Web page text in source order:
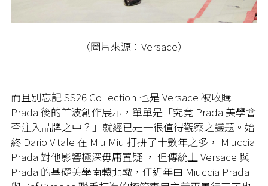
（圖片來源：Versace）
而且別忘記 SS26 Collection 也是 Versace 被收購
Prada 後的首波創作展示，單單是「究竟 Prada 美學會
否注入品牌之中？」就經已是一很值得觀察之議題。始
終 Dario Vitale 在 Miu Miu 打拼了十數年之多， Miuccia
Prada 對他影響極深毋庸置疑 ， 但傳統上 Versace 與
Prada 的基礎美學南轅北轍，任近年由 Miuccia Prada